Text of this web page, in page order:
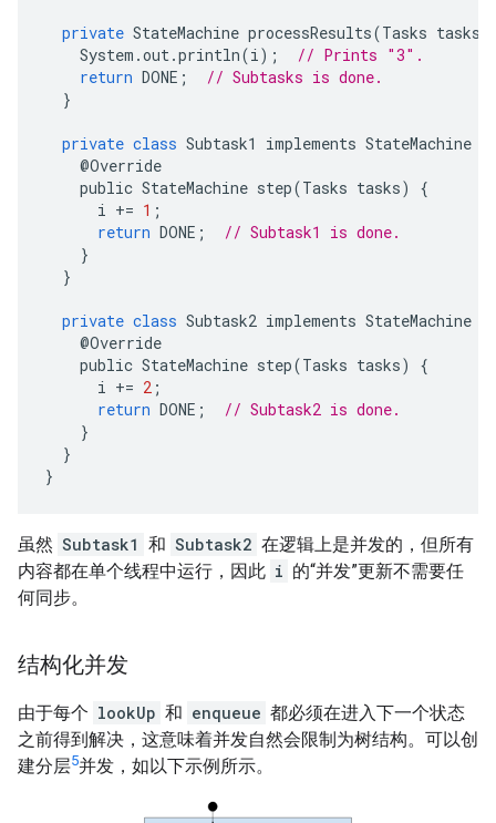
private StateMachine processResults(Tasks tasks
System .out.println(i);
// Prints "3".
return DONE ;
// Subtasks is done.
}
private class Subtask1 implements StateMachine
@Override
public StateMachine step(Tasks tasks)
{
i += 1 ;
return DONE ;
// Subtask1 is done.
}
}
private class Subtask2 implements StateMachine
@Override
public StateMachine step(Tasks tasks)
{
i += 2 ;
return DONE ;
// Subtask2 is done.
}
}
}
虽然 Subtask1 和 Subtask2 在逻辑上是并发的，但所有
内容都在单个线程中运行，因此 i 的“并发”更新不需要任
何同步。
结构化并发
由于每个 lookUp 和 enqueue 都必须在进入下一个状态
之前得到解决，这意味着并发自然会限制为树结构。可以创
建分层5并发，如以下示例所示。